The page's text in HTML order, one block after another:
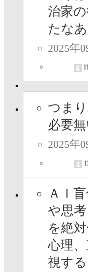
治家
たなあ
2025年
つま
必要
2025年
ＡＩ
や思
を絶
心理
視す